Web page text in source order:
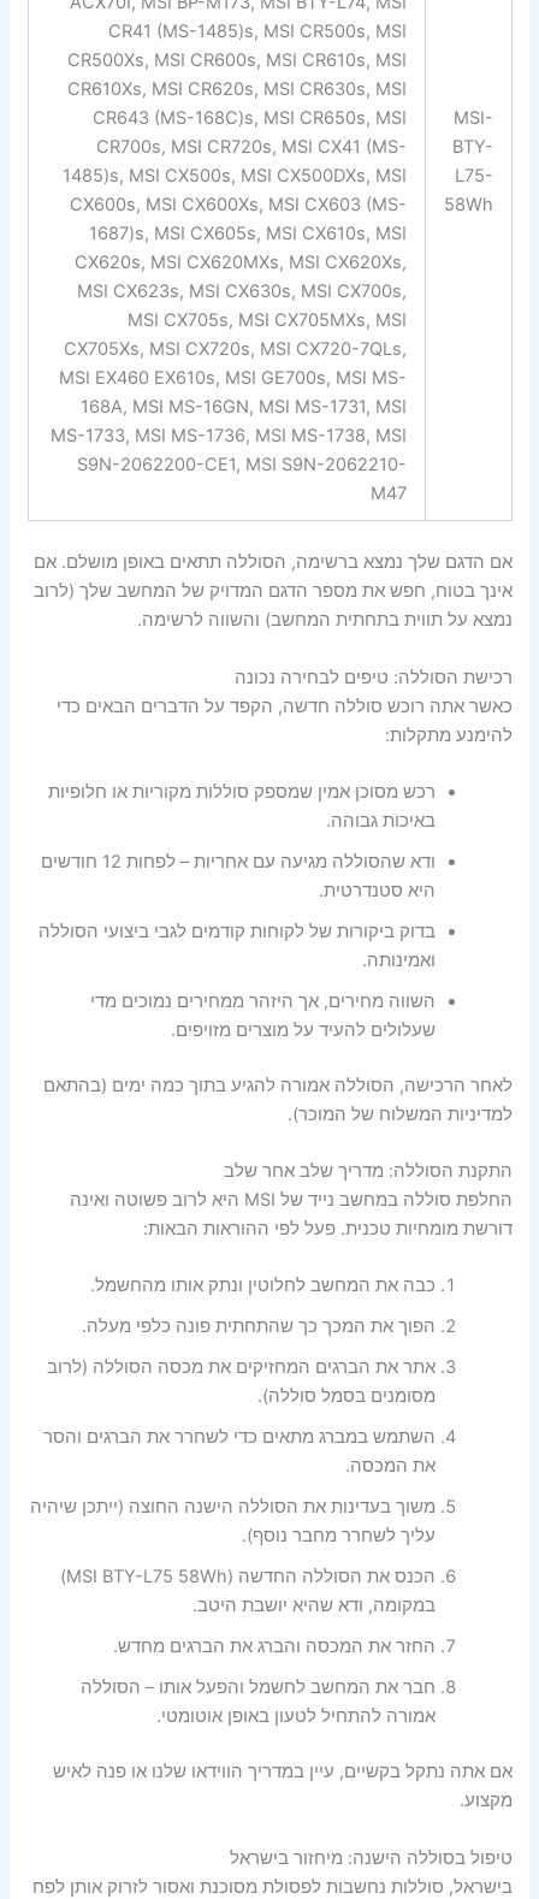
MSI-
BTY-
L75-
58Wh
CR41 (MS-1485)s, MSI CR500s, MSI
CR500Xs, MSI CR600s, MSI CR610s, MSI
CR610Xs, MSI CR620s, MSI CR630s, MSI
CR643 (MS-168C)s, MSI CR650s, MSI
CR700s, MSI CR720s, MSI CX41 (MS-
1485)s, MSI CX500s, MSI CX500DXs, MSI
CX600s, MSI CX600Xs, MSI CX603 (MS-
1687)s, MSI CX605s, MSI CX610s, MSI
CX620s, MSI CX620MXs, MSI CX620Xs,
MSI CX623s, MSI CX630s, MSI CX700s,
MSI CX705s, MSI CX705MXs, MSI
CX705Xs, MSI CX720s, MSI CX720-7QLs,
MSI EX460 EX610s, MSI GE700s, MSI MS-
168A, MSI MS-16GN, MSI MS-1731, MSI
MS-1733, MSI MS-1736, MSI MS-1738, MSI
S9N-2062200-CE1, MSI S9N-2062210-
M47
אם הדגם שלך נמצא ברשימה, הסוללה תתאים באופן מושלם. אם
אינך בטוח, חפש את מספר הדגם המדויק של המחשב שלך (לרוב
נמצא על תווית בתחתית המחשב) והשווה לרשימה.
רכישת הסוללה: טיפים לבחירה נכונה
כאשר אתה רוכש סוללה חדשה, הקפד על הדברים הבאים כדי
להימנע מתקלות:
רכש מסוכן אמין שמספק סוללות מקוריות או חלופיות
באיכות גבוהה.
ודא שהסוללה מגיעה עם אחריות – לפחות 12 חודשים
היא סטנדרטית.
בדוק ביקורות של לקוחות קודמים לגבי ביצועי הסוללה
ואמינותה.
השווה מחירים, אך היזהר ממחירים נמוכים מדי
שעלולים להעיד על מוצרים מזויפים.
לאחר הרכישה, הסוללה אמורה להגיע בתוך כמה ימים (בהתאם
למדיניות המשלוח של המוכר).
התקנת הסוללה: מדריך שלב אחר שלב
החלפת סוללה במחשב נייד של MSI היא לרוב פשוטה ואינה
דורשת מומחיות טכנית. פעל לפי ההוראות הבאות:
כבה את המחשב לחלוטין ונתק אותו מהחשמל.
הפוך את המכך כך שהתחתית פונה כלפי מעלה.
אתר את הברגים המחזיקים את מכסה הסוללה (לרוב
מסומנים בסמל סוללה).
השתמש במברג מתאים כדי לשחרר את הברגים והסר
את המכסה.
משוך בעדינות את הסוללה הישנה החוצה (ייתכן שיהיה
עליך לשחרר מחבר נוסף).
הכנס את הסוללה החדשה (MSI BTY-L75 58Wh)
במקומה, ודא שהיא יושבת היטב.
החזר את המכסה והברג את הברגים מחדש.
חבר את המחשב לחשמל והפעל אותו – הסוללה
אמורה להתחיל לטעון באופן אוטומטי.
אם אתה נתקל בקשיים, עיין במדריך הווידאו שלנו או פנה לאיש
מקצוע.
טיפול בסוללה הישנה: מיחזור בישראל
בישראל, סוללות נחשבות לפסולת מסוכנת ואסור לזרוק אותן לפח